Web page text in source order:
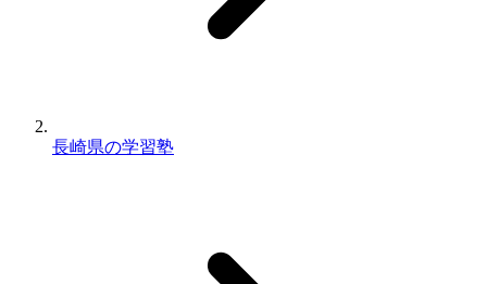
長崎県の学習塾